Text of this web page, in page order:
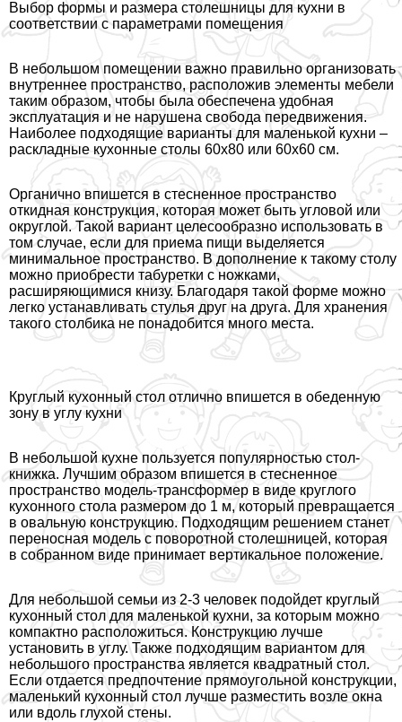
Выбор формы и размера столешницы для кухни в
соответствии с параметрами помещения
В небольшом помещении важно правильно организовать
внутреннее прострaнcтво, расположив элементы мебели
таким образом, чтобы была обеспечена удобная
эксплуатация и не нарушена свобода передвижения.
Наиболее подходящие варианты для маленькой кухни –
раскладные кухонные столы 60х80 или 60х60 см.
Органично впишется в стесненное прострaнcтво
откидная конструкция, которая может быть угловой или
округлой. Такой вариант целесообразно использовать в
том случае, если для приема пищи выделяется
минимальное прострaнcтво. В дополнение к такому столу
можно приобрести табуретки с ножками,
расширяющимися книзу. Благодаря такой форме можно
легко устанавливать стулья друг на друга. Для хранения
такого столбика не понадобится много места.
Круглый кухонный стол отлично впишется в обеденную
зону в углу кухни
В небольшой кухне пользуется популярностью стол-
книжка. Лучшим образом впишется в стесненное
прострaнcтво модель-трaнcформер в виде круглого
кухонного стола размером до 1 м, который превращается
в овальную конструкцию. Подходящим решением станет
переносная модель с поворотной столешницей, которая
в собранном виде принимает вертикальное положение.
Для небольшой семьи из 2-3 человек подойдет круглый
кухонный стол для маленькой кухни, за которым можно
компактно расположиться. Конструкцию лучше
установить в углу. Также подходящим вариантом для
небольшого прострaнcтва является квадратный стол.
Если отдается предпочтение прямоугольной конструкции,
маленький кухонный стол лучше разместить возле окна
или вдоль глухой стены.